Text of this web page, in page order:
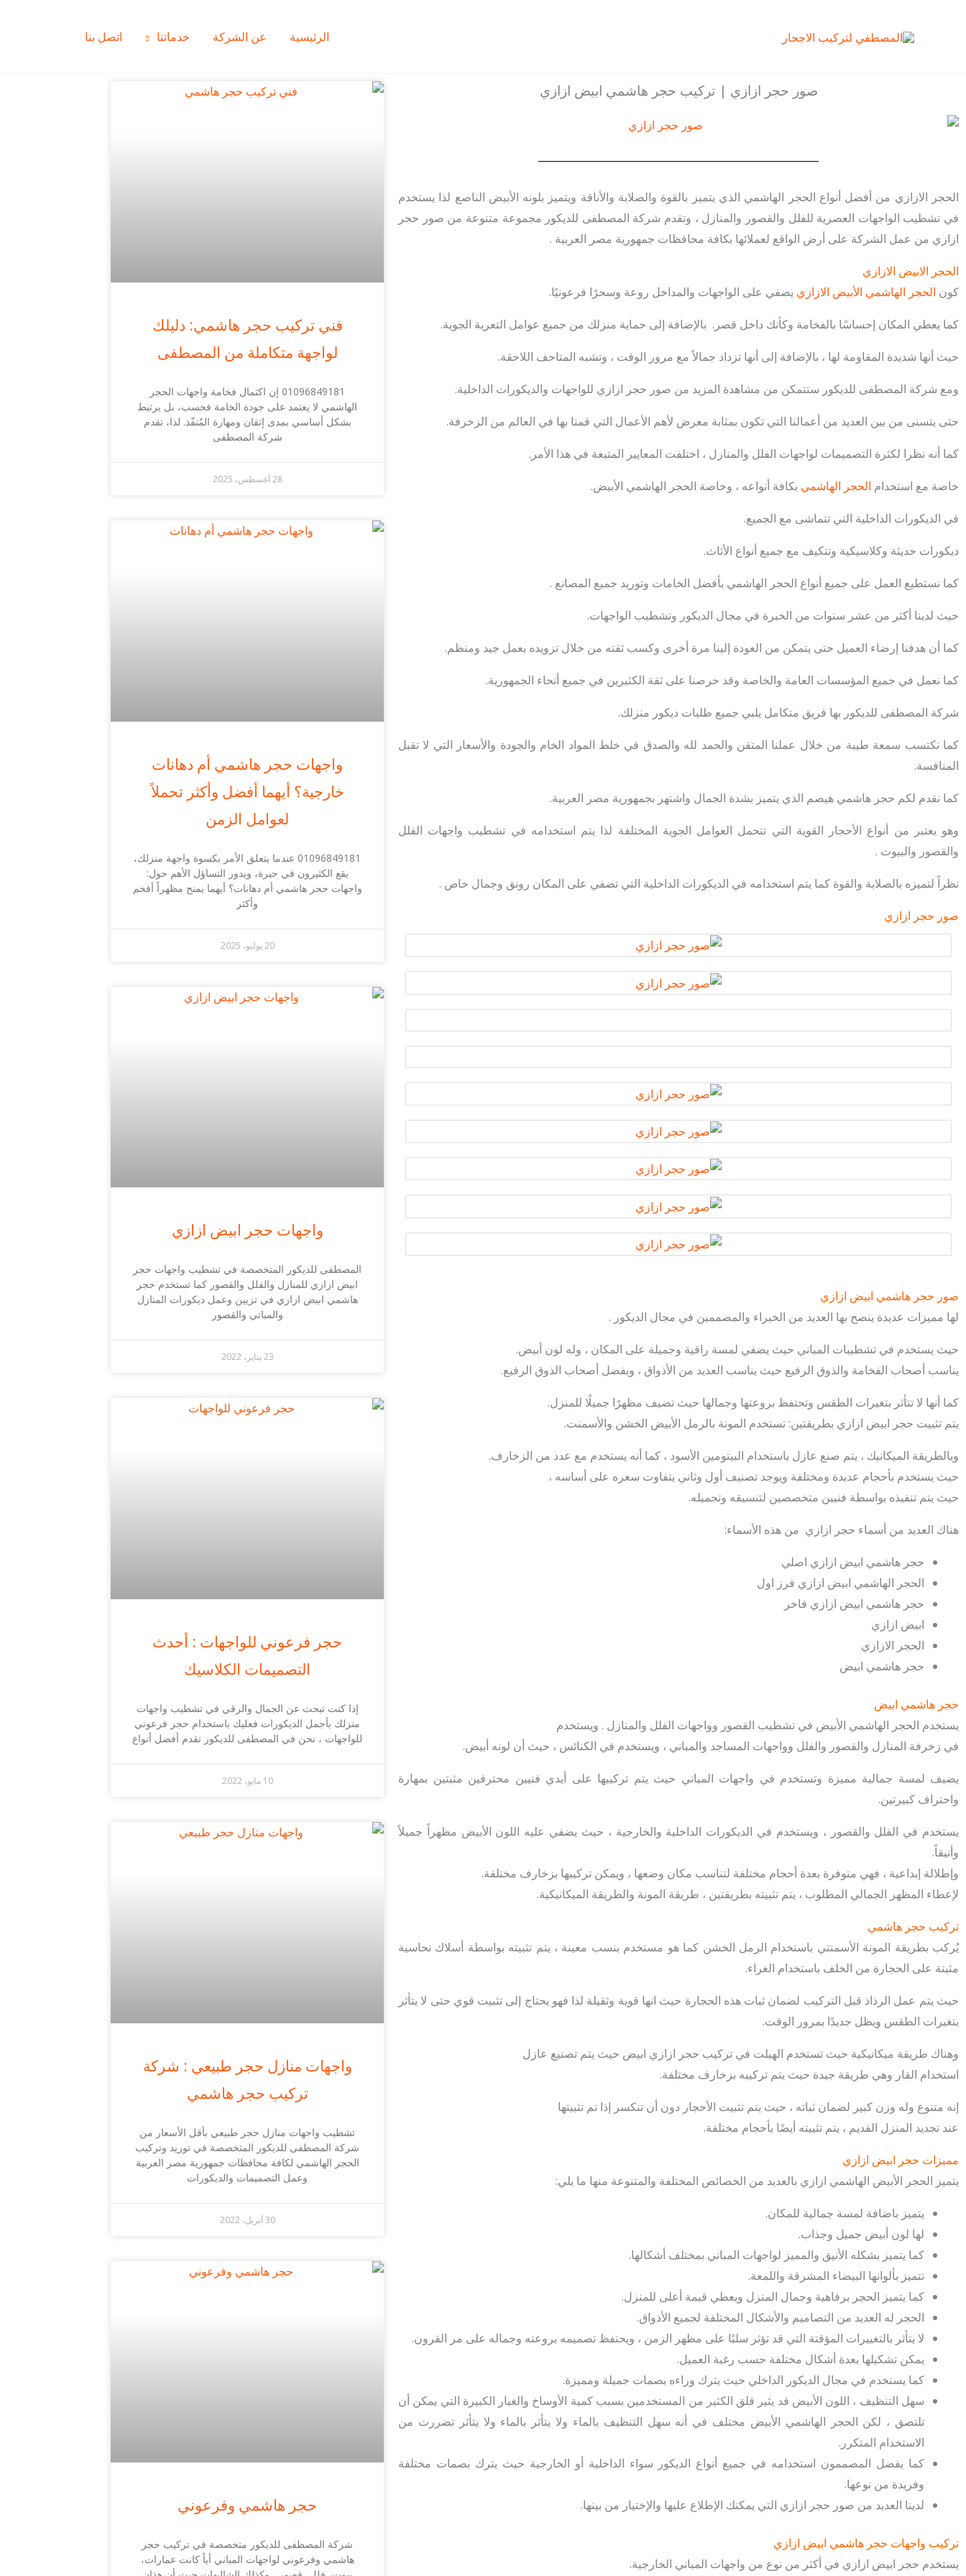
الرئيسية عن الشركة خدماتنا اتصل بنا
صور حجر ازازي | تركيب حجر هاشمي ابيض ازازي
الحجر الازازي من أفضل أنواع الحجر الهاشمي الذي يتميز بالقوة والصلابة والأناقة ويتميز بلونه الأبيض الناصع لذا يستخدم
في تشطيب الواجهات العصرية للفلل والقصور والمنازل ، وتقدم شركة المصطفى للديكور مجموعة متنوعة من صور حجر
ازازي من عمل الشركة على أرض الواقع لعملائها بكافة محافظات جمهورية مصر العربية .
الحجر الابيض الازازي
كون الحجر الهاشمي الأبيض الازازي يضفي على الواجهات والمداخل روعة وسحرًا فرعونيًا.
كما يعطي المكان إحساسًا بالفخامة وكأنك داخل قصر. بالإضافة إلى حماية منزلك من جميع عوامل التعرية الجوية.
حيث أنها شديدة المقاومة لها ، بالإضافة إلى أنها تزداد جمالاً مع مرور الوقت ، وتشبه المتاحف اللاحقة.
ومع شركة المصطفى للديكور ستتمكن من مشاهدة المزيد من صور حجر ازازي للواجهات والديكورات الداخلية.
حتى يتسنى من بين العديد من أعمالنا التي تكون بمثابة معرض لأهم الأعمال التي قمنا بها في العالم من الزخرفة.
كما أنه نظرا لكثرة التصميمات لواجهات الفلل والمنازل ، اختلفت المعايير المتبعة في هذا الأمر.
خاصة مع استخدام الحجر الهاشمي بكافة أنواعه ، وخاصة الحجر الهاشمي الأبيض.
في الديكورات الداخلية التي تتماشى مع الجميع.
ديكورات حديثة وكلاسيكية وتتكيف مع جميع أنواع الأثاث.
كما نستطيع العمل على جميع أنواع الحجر الهاشمي بأفضل الخامات وتوريد جميع المصانع .
حيث لدينا أكثر من عشر سنوات من الخبرة في مجال الديكور وتشطيب الواجهات.
كما أن هدفنا إرضاء العميل حتى يتمكن من العودة إلينا مرة أخرى وكسب ثقته من خلال تزويده بعمل جيد ومنظم.
كما نعمل في جميع المؤسسات العامة والخاصة وقد حرصنا على ثقة الكثيرين في جميع أنحاء الجمهورية.
شركة المصطفى للديكور بها فريق متكامل يلبي جميع طلبات ديكور منزلك.
كما نكتسب سمعة طيبة من خلال عملنا المتقن والحمد لله والصدق في خلط المواد الخام والجودة والأسعار التي لا تقبل
المنافسة.
كما نقدم لكم حجر هاشمي هيصم الذي يتميز بشدة الجمال واشتهر بجمهورية مصر العربية.
وهو يعتبر من أنواع الأحجار القوية التي تتحمل العوامل الجوية المختلفة لذا يتم استخدامه في تشطيب واجهات الفلل
والقصور والبيوت .
نظراً لتميزه بالصلابة والقوة كما يتم استخدامه في الديكورات الداخلية التي تضفي على المكان رونق وجمال خاص .
صور حجر ازازي
صور حجر هاشمي ابيض ازازي
لها مميزات عديدة ينصح بها العديد من الخبراء والمصممين في مجال الديكور .
حيث يستخدم في تشطيبات المباني حيث يضفي لمسة راقية وجميلة على المكان ، وله لون أبيض.
يناسب أصحاب الفخامة والذوق الرفيع حيث يناسب العديد من الأذواق ، وبفضل أصحاب الذوق الرفيع.
كما أنها لا تتأثر بتغيرات الطقس وتحتفظ بروعتها وجمالها حيث تضيف مظهرًا جميلًا للمنزل.
يتم تثبيت حجر ابيض ازازي بطريقتين: تستخدم المونة بالرمل الأبيض الخشن والأسمنت.
وبالطريقة الميكانيك ، يتم صنع عازل باستخدام البيتومين الأسود ، كما أنه يستخدم مع عدد من الزخارف.
حيث يستخدم بأحجام عديدة ومختلفة ويوجد تصنيف أول وثاني يتفاوت سعره على أساسه ،
حيث يتم تنفيذه بواسطة فنيين متخصصين لتنسيقه وتجميله.
هناك العديد من أسماء حجر ازازي من هذه الأسماء:
حجر هاشمي ابيض ازازي اصلي
الحجر الهاشمي ابيض ازازي فرز اول
حجر هاشمي ابيض ازازي فاخر
ابيض ازازي
الحجر الازازي
حجر هاشمي ابيض
حجر هاشمي ابيض
يستخدم الحجر الهاشمي الأبيض في تشطيب القصور وواجهات الفلل والمنازل . ويستخدم
في زخرفة المنازل والقصور والفلل وواجهات المساجد والمباني ، ويستخدم في الكنائس ، حيث أن لونه أبيض.
يضيف لمسة جمالية مميزة وتستخدم في واجهات المباني حيث يتم تركيبها على أيدي فنيين محترفين مثبتين بمهارة
واحتراف كبيرتين.
يستخدم في الفلل والقصور ، ويستخدم في الديكورات الداخلية والخارجية ، حيث يضفي عليه اللون الأبيض مظهراً جميلاً
وأنيقاً.
وإطلالة إبداعية ، فهي متوفرة بعدة أحجام مختلفة لتناسب مكان وضعها ، ويمكن تركيبها بزخارف مختلفة.
لإعطاء المظهر الجمالي المطلوب ، يتم تثبيته بطريقتين ، طريقة المونة والطريقة الميكانيكية.
تركيب حجر هاشمي
يُركب بطريقة المونة الأسمنتي باستخدام الرمل الخشن كما هو مستخدم بنسب معينة ، يتم تثبيته بواسطة أسلاك نحاسية
مثبتة على الحجارة من الخلف باستخدام الغراء.
حيث يتم عمل الرذاذ قبل التركيب لضمان ثبات هذه الحجارة حيث انها قوية وثقيلة لذا فهو يحتاج إلى تثبيت قوي حتى لا يتأثر
بتغيرات الطقس ويظل جديدًا بمرور الوقت.
وهناك طريقة ميكانيكية حيث تستخدم الهيلت في تركيب حجر ازازي ابيض حيث يتم تصنيع عازل
استخدام القار وهي طريقة جيدة حيث يتم تركيبه بزخارف مختلفة.
إنه متنوع وله وزن كبير لضمان ثباته ، حيث يتم تثبيت الأحجار دون أن تنكسر إذا تم تثبيتها
عند تجديد المنزل القديم ، يتم تثبيته أيضًا بأحجام مختلفة.
مميزات حجر ابيض ازازي
يتميز الحجر الأبيض الهاشمي ازازي بالعديد من الخصائص المختلفة والمتنوعة منها ما يلي:
يتميز باضافة لمسة جمالية للمكان.
لها لون أبيض جميل وجذاب.
كما يتميز بشكله الأنيق والمميز لواجهات المباني بمختلف أشكالها.
تتميز بألوانها البيضاء المشرقة واللمعة.
كما يتميز الحجر برفاهية وجمال المنزل ويعطي قيمة أعلى للمنزل.
الحجر له العديد من التصاميم والأشكال المختلفة لجميع الأذواق.
لا يتأثر بالتغييرات المؤقتة التي قد تؤثر سلبًا على مظهر الزمن ، ويحتفظ تصميمه بروعته وجماله على مر القرون.
يمكن تشكيلها بعدة أشكال مختلفة حسب رغبة العميل.
كما يستخدم في مجال الديكور الداخلي حيث يترك وراءه بصمات جميلة ومميزة.
سهل التنظيف ، اللون الأبيض قد يثير قلق الكثير من المستخدمين بسبب كمية الأوساخ والغبار الكبيرة التي يمكن أن
تلتصق ، لكن الحجر الهاشمي الأبيض مختلف في أنه سهل التنظيف بالماء ولا يتأثر بالماء ولا يتأثر تضررت من
الاستخدام المتكرر.
كما يفضل المصممون استخدامه في جميع أنواع الديكور سواء الداخلية أو الخارجية حيث يترك بصمات مختلفة
وفريدة من نوعها.
لدينا العديد من صور حجر ازازي التي يمكنك الإطلاع عليها والإختيار من بينها.
تركيب واجهات حجر هاشمي ابيض ازازي
يستخدم حجر ابيض ازازي في أكثر من نوع من واجهات المباني الخارجية.
فني تركيب حجر هاشمي: دليلك
لواجهة متكاملة من المصطفى
01096849181 إن اكتمال فخامة واجهات الحجر
الهاشمي لا يعتمد على جودة الخامة فحسب، بل يرتبط
بشكل أساسي بمدى إتقان ومهارة المُنفّذ. لذا، تقدم
شركة المصطفى
28 أغسطس، 2025
واجهات حجر هاشمي أم دهانات
خارجية؟ أيهما أفضل وأكثر تحملاً
لعوامل الزمن
01096849181 عندما يتعلق الأمر بكسوة واجهة منزلك،
يقع الكثيرون في حيرة، ويدور التساؤل الأهم حول:
واجهات حجر هاشمي أم دهانات؟ أيهما يمنح مظهراً أفخم
وأكثر
20 يوليو، 2025
واجهات حجر ابيض ازازي
المصطفى للديكور المتخصصة في تشطيب واجهات حجر
ابيض ازازي للمنازل والفلل والقصور كما تستخدم حجر
هاشمي ابيض ازازي في تزيين وعمل ديكورات المنازل
والمباني والقصور
23 يناير، 2022
حجر فرعوني للواجهات : أحدث
التصميمات الكلاسيك
إذا كنت تبحث عن الجمال والرقي في تشطيب واجهات
منزلك بأجمل الديكورات فعليك باستخدام حجر فرعوني
للواجهات ، نحن في المصطفى للديكور نقدم أفضل أنواع
10 مايو، 2022
واجهات منازل حجر طبيعي : شركة
تركيب حجر هاشمي
تشطيب واجهات منازل حجر طبيعي بأقل الأسعار من
شركة المصطفى للديكور المتخصصة في توريد وتركيب
الحجر الهاشمي لكافة محافظات جمهورية مصر العربية
وعمل التصميمات والديكورات
30 أبريل، 2022
حجر هاشمي وفرعوني
شركة المصطفى للديكور متخصصة في تركيب حجر
هاشمي وفرعوني لواجهات المباني أياً كانت عمارات،